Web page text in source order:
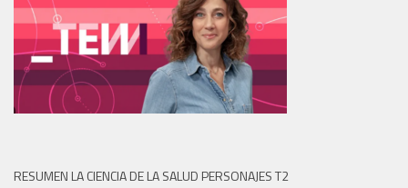
RESUMEN LA CIENCIA DE LA SALUD PERSONAJES T2